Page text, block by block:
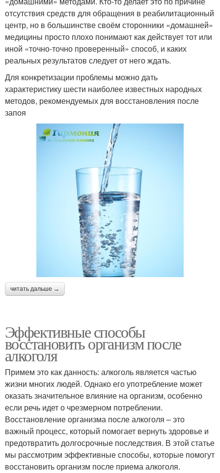
отсутствия средств для обращения в реабилитационный
центр, но в большинстве своём сторонники «домашней»
медицины просто плохо понимают как действует тот или
иной «точно-точно проверенный» способ, и каких
реальных результатов следует от него ждать.
Для конкретизации проблемы можно дать
характеристику шести наиболее известных народных
методов, рекомендуемых для восстановления после
запоя
читать дальше →
Эффективные способы
восстановить организм после
алкоголя
Примем это как данность: алкоголь является частью
жизни многих людей. Однако его употребление может
оказать значительное влияние на организм, особенно
если речь идет о чрезмерном потреблении.
Восстановление организма после алкоголя – это
важный процесс, который помогает вернуть здоровье и
предотвратить долгосрочные последствия. В этой статье
мы рассмотрим эффективные способы, которые помогут
восстановить организм после приема алкоголя.